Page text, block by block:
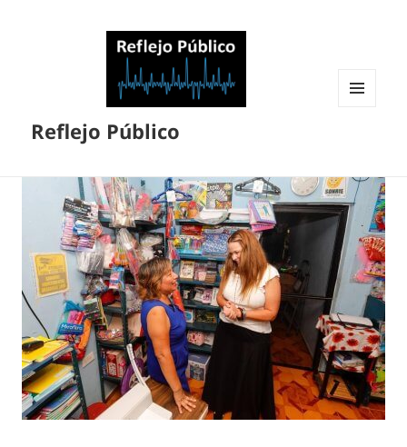
Reflejo Público